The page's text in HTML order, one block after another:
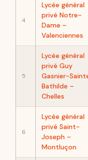
4
Lycée général
privé Notre-
Dame –
Valenciennes
5
Lycée général
privé Guy
Gasnier-
Bathilde –
Chelles
6
Lycée général
privé Saint-
Joseph –
Montluçon